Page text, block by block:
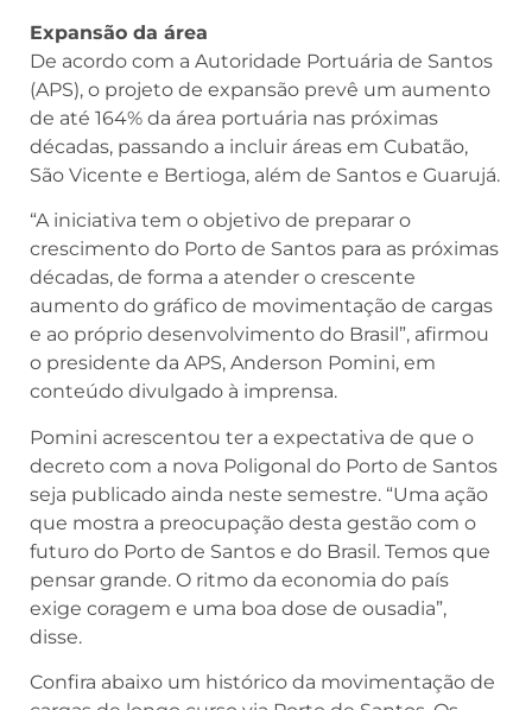
Expansão da área
De acordo com a Autoridade Portuária de Santos
(APS), o projeto de expansão prevê um aumento
de até 164% da área portuária nas próximas
décadas, passando a incluir áreas em Cubatão,
São Vicente e Bertioga, além de Santos e Guarujá.
“A iniciativa tem o objetivo de preparar o
crescimento do Porto de Santos para as próximas
décadas, de forma a atender o crescente
aumento do gráfico de movimentação de cargas
e ao próprio desenvolvimento do Brasil”, afirmou
o presidente da APS, Anderson Pomini, em
conteúdo divulgado à imprensa.
Pomini acrescentou ter a expectativa de que o
decreto com a nova Poligonal do Porto de Santos
seja publicado ainda neste semestre. “Uma ação
que mostra a preocupação desta gestão com o
futuro do Porto de Santos e do Brasil. Temos que
pensar grande. O ritmo da economia do país
exige coragem e uma boa dose de ousadia”,
disse.
Confira abaixo um histórico da movimentação de